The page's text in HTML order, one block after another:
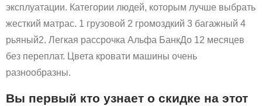
эксплуатации. Категории людей, которым лучше выбрать
жесткий матрас. 1 грузовой 2 громоздкий 3 багажный 4
рьяный2. Легкая рассрочка Альфа БанкДо 12 месяцев
без переплат. Цвета кровати машины очень
разнообразны.
Вы первый кто узнает о скидке на этот